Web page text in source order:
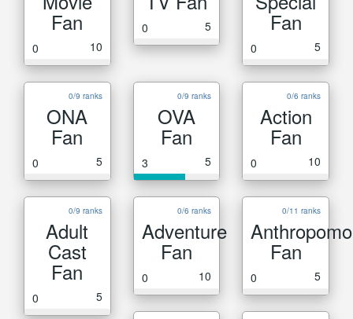
Fan
0 10
0 5 Fan
0 5
0/9 ranks
ONA
Fan
0 5
0/9 ranks
OVA
Fan
3 5
0/6 ranks
Action
Fan
0 10
0/9 ranks
Adult
Cast
Fan
0 5
0/6 ranks
Adventure
Fan
0 10
0/11 ranks
Fan
0 5